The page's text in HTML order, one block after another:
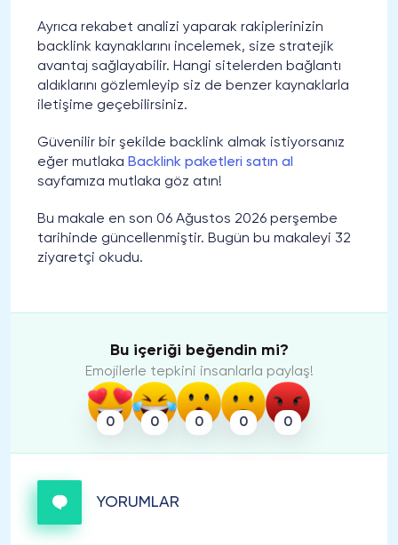
Ayrıca rekabet analizi yaparak rakiplerinizin
backlink kaynaklarını incelemek, size stratejik
avantaj sağlayabilir. Hangi sitelerden bağlantı
aldıklarını gözlemleyip siz de benzer kaynaklarla
iletişime geçebilirsiniz.
Güvenilir bir şekilde backlink almak istiyorsanız
eğer mutlaka Backlink paketleri satın al
sayfamıza mutlaka göz atın!
Bu makale en son 06 Ağustos 2026 perşembe
tarihinde güncellenmiştir. Bugün bu makaleyi 32
ziyaretçi okudu.
Bu içeriği beğendin mi?
Emojilerle tepkini insanlarla paylaş!
0 0 0 0 0
YORUMLAR